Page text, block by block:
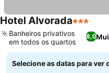
Hotel Alvorada3 Estrelas
8,0
Banheiros privativos
em todos os quartos
Selecione as datas para ver